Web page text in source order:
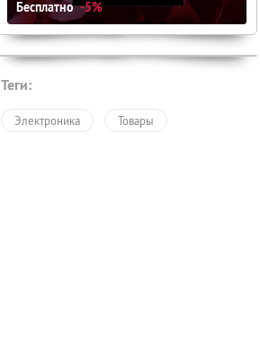
Бесплатно -5%
Теги:
Электроника Товары